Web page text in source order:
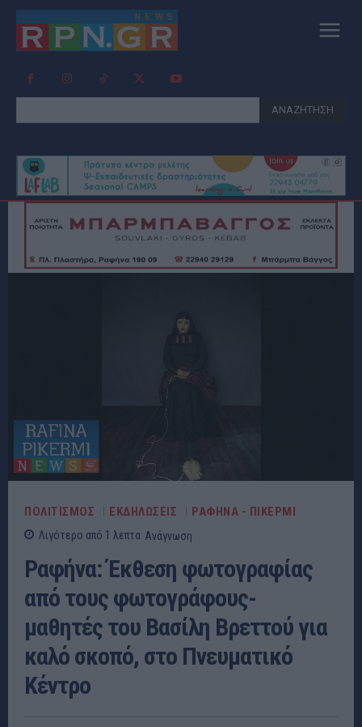
ΑΝΑΖΗΤΗΣΗ
ΠΟΛΙΤΙΣΜΟΣ ΕΚΔΗΛΩΣΕΙΣ ΡΑΦΗΝΑ - ΠΙΚΕΡΜΙ
Λιγότερο από 1 λεπτα Ανάγνωση
Ραφήνα: Έκθεση φωτογραφίας
από τους φωτογράφους-
μαθητές του Βασίλη Βρεττού για
καλό σκοπό, στο Πνευματικό
Κέντρο